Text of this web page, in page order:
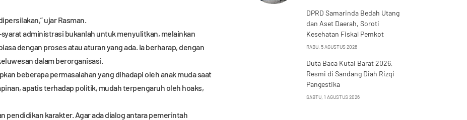
ujar Rasman.
administrasi bukanlah untuk menyulitkan, melainkan
dengan proses atau aturan yang ada. Ia berharap, dengan
dalam berorganisasi.
beberapa permasalahan yang dihadapi oleh anak muda saat
apatis terhadap politik, mudah terpengaruh oleh hoaks,
pendidikan karakter. Agar ada dialog antara pemerintah
DPRD Samarinda Bedah Utang
dan Aset Daerah, Soroti
Kesehatan Fiskal Pemkot
RABU, 5 AGUSTUS 2026
Duta Baca Kutai Barat 2026,
Resmi di Sandang Diah Rizqi
Pangestika
SABTU, 1 AGUSTUS 2026